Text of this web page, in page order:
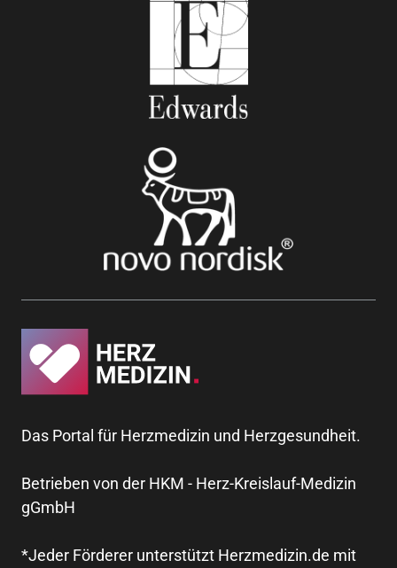
Das Portal für Herzmedizin und Herzgesundheit.
Betrieben von der HKM - Herz-Kreislauf-Medizin
gGmbH
*Jeder Förderer unterstützt Herzmedizin.de mit